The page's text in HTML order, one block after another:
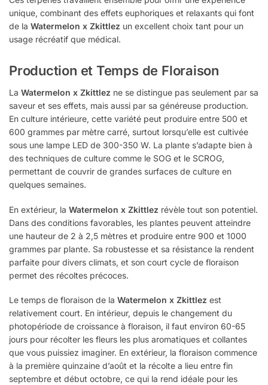
unique, combinant des effets euphoriques et relaxants qui font
de la Watermelon x Zkittlez un excellent choix tant pour un
usage récréatif que médical.
Production et Temps de Floraison
La Watermelon x Zkittlez ne se distingue pas seulement par sa
saveur et ses effets, mais aussi par sa généreuse production.
En culture intérieure, cette variété peut produire entre 500 et
600 grammes par mètre carré, surtout lorsqu’elle est cultivée
sous une lampe LED de 300-350 W. La plante s’adapte bien à
des techniques de culture comme le SOG et le SCROG,
permettant de couvrir de grandes surfaces de culture en
quelques semaines.
En extérieur, la Watermelon x Zkittlez révèle tout son potentiel.
Dans des conditions favorables, les plantes peuvent atteindre
une hauteur de 2 à 2,5 mètres et produire entre 900 et 1000
grammes par plante. Sa robustesse et sa résistance la rendent
parfaite pour divers climats, et son court cycle de floraison
permet des récoltes précoces.
Le temps de floraison de la Watermelon x Zkittlez est
relativement court. En intérieur, depuis le changement du
photopériode de croissance à floraison, il faut environ 60-65
jours pour récolter les fleurs les plus aromatiques et collantes
que vous puissiez imaginer. En extérieur, la floraison commence
à la première quinzaine d’août et la récolte a lieu entre fin
septembre et début octobre, ce qui la rend idéale pour les